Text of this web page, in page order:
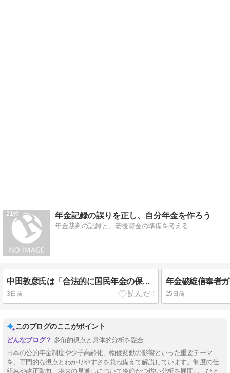
21 年金記録の誤りを正し、自分年金を作ろう
年金裁判の記録と、老後資金の準備を考える
中田敦彦氏は「合法的に国民年金の保険料を未納」という武勇伝を作ったかもしれない
3日前 25日前
このブログのここがポイント
多角的視点と具体的分析を融合
日本の公的年金制度や少子高齢化、物価変動の影響といった重要テーマ
を、専門的な視点とわかりやすさを兼ね備えて解説しています。制度の仕
組みや改正動向、将来の見通しについて冷静かつ鋭い分析を展開し、ひと